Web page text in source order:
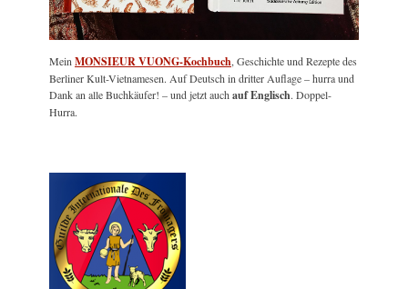
MeinMONSIEUR VUONG-Kochbuch, Geschichte und Rezepte des
Berliner Kult-Vietnamesen. Auf Deutsch in dritter Auflage – hurra und
Dank an alle Buchkäufer! – und jetzt auchauf Englisch. Doppel-
Hurra.